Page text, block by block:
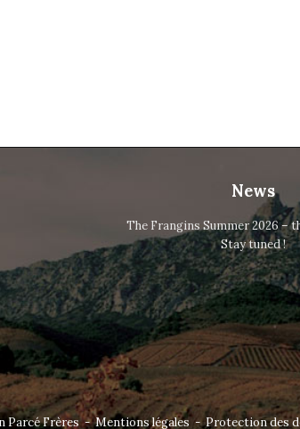
News
The Frangins Summer 2026 –
Stay tuned !
Parcé Frères -Mentions légales -Protection des